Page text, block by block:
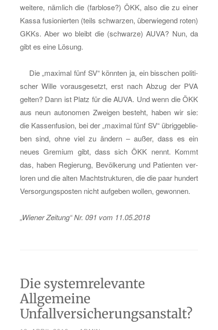
wei­te­re, näm­lich die (farb­lo­se?) ÖKK, also die zu einer
Kassa fu­sio­nier­ten (teils schwar­zen, über­wie­gend roten)
GKKs. Aber wo bleibt die (schwar­ze) AUVA? Nun, da
gibt es eine Lö­sung.
Die „ma­xi­mal fünf SV“ könn­ten ja, ein biss­chen po­li­ti­
scher Wille vor­aus­ge­setzt, erst nach Abzug der PVA
gel­ten? Dann ist Platz für die AUVA. Und wenn die ÖKK
aus neun au­to­no­men Zwei­gen be­steht, haben wir sie:
die Kas­sen­fu­si­on, bei der „ma­xi­mal fünf SV“ üb­rig­ge­blie­
ben sind, ohne viel zu än­dern – außer, dass es ein
neues Gre­mi­um gibt, dass sich ÖKK nennt. Kommt
das, haben Re­gie­rung, Be­völ­ke­rung und Pa­ti­en­ten ver­
lo­ren und die alten Macht­struk­tu­ren, die die paar hun­dert
Ver­sor­gungs­pos­ten nicht auf­ge­ben wol­len, ge­won­nen.
„Wie­ner Zei­tung“ Nr. 091 vom 11.05.2018
Die systemrelevante
Allgemeine
Unfallversicherungsanstalt?